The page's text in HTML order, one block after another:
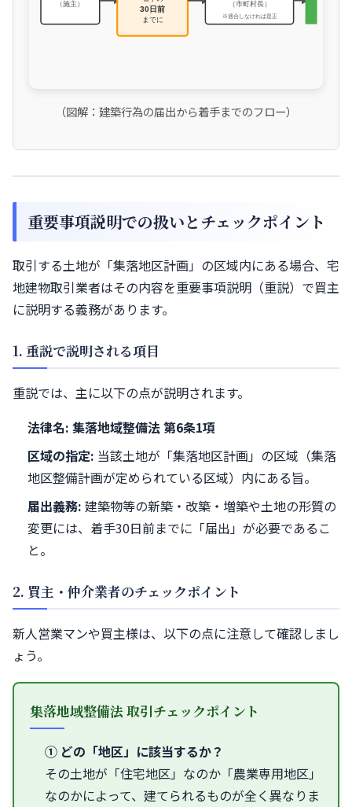
（図解：建築行為の届出から着手までのフロー）
重要事項説明での扱いとチェックポイント
取引する土地が「集落地区計画」の区域内にある場合、宅
地建物取引業者はその内容を重要事項説明（重説）で買主
に説明する義務があります。
1. 重説で説明される項目
重説では、主に以下の点が説明されます。
法律名: 集落地域整備法 第6条1項
区域の指定: 当該土地が「集落地区計画」の区域（集落
地区整備計画が定められている区域）内にある旨。
届出義務: 建築物等の新築・改築・増築や土地の形質の
変更には、着手30日前までに「届出」が必要であるこ
と。
2. 買主・仲介業者のチェックポイント
新人営業マンや買主様は、以下の点に注意して確認しまし
ょう。
集落地域整備法 取引チェックポイント
① どの「地区」に該当するか？
その土地が「住宅地区」なのか「農業専用地区」
なのかによって、建てられるものが全く異なりま